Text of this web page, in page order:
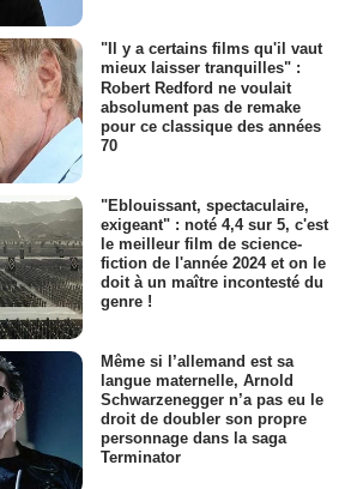
"Il y a certains films qu'il vaut
mieux laisser tranquilles" :
Robert Redford ne voulait
absolument pas de remake
pour ce classique des années
70
"Eblouissant, spectaculaire,
exigeant" : noté 4,4 sur 5, c'est
le meilleur film de science-
fiction de l'année 2024 et on le
doit à un maître incontesté du
genre !
Même si l’allemand est sa
langue maternelle, Arnold
Schwarzenegger n’a pas eu le
droit de doubler son propre
personnage dans la saga
Terminator